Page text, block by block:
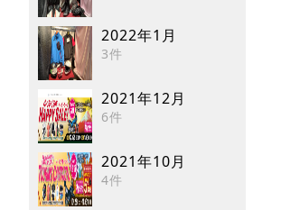
2022年1月
3件
2021年12月
6件
2021年10月
4件